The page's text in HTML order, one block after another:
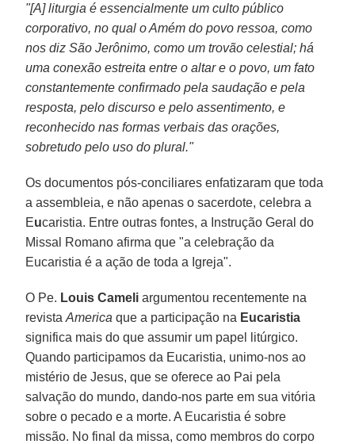
"[A] liturgia é essencialmente um culto público
corporativo, no qual o Amém do povo ressoa, como
nos diz São Jerônimo, como um trovão celestial; há
uma conexão estreita entre o altar e o povo, um fato
constantemente confirmado pela saudação e pela
resposta, pelo discurso e pelo assentimento, e
reconhecido nas formas verbais das orações,
sobretudo pelo uso do plural."
Os documentos pós-conciliares enfatizaram que toda
a assembleia, e não apenas o sacerdote, celebra a
Eucaristia. Entre outras fontes, a Instrução Geral do
Missal Romano afirma que "a celebração da
Eucaristia é a ação de toda a Igreja".
O Pe. Louis Cameli argumentou recentemente na
revistaAmerica que a participação na Eucaristia
significa mais do que assumir um papel litúrgico.
Quando participamos da Eucaristia, unimo-nos ao
mistério de Jesus, que se oferece ao Pai pela
salvação do mundo, dando-nos parte em sua vitória
sobre o pecado e a morte. A Eucaristia é sobre
missão. No final da missa, como membros do corpo